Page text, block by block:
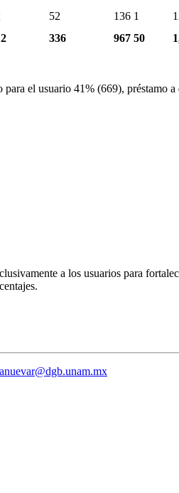
52 136 1
336 967 50
el usuario 41% (669),
a los usuarios para